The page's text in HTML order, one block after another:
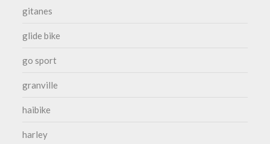
gitanes
glide bike
go sport
granville
haibike
harley